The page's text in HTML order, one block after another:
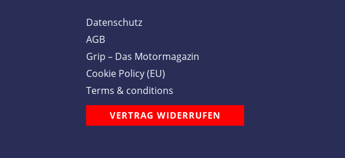
Datenschutz
AGB
Grip – Das Motormagazin
Cookie Policy (EU)
Terms & conditions
VERTRAG WIDERRUFEN